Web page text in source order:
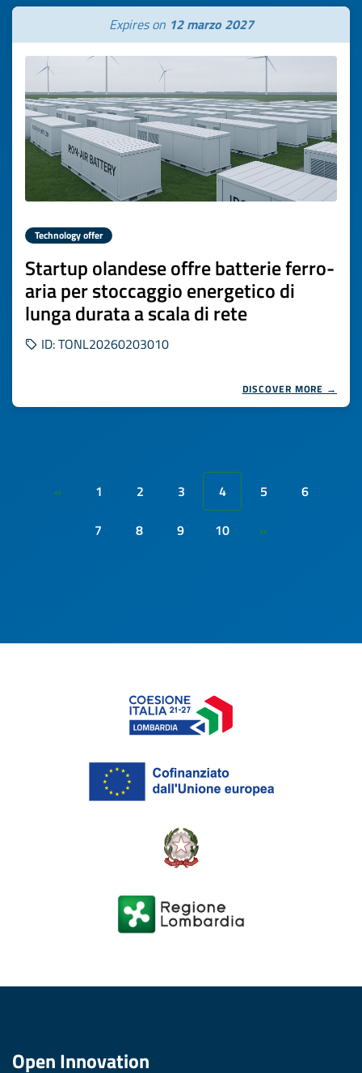
Expires on 12 marzo 2027
Technology offer
Startup olandese offre batterie ferro-
aria per stoccaggio energetico di
lunga durata a scala di rete
ID: TONL20260203010
DISCOVER MORE →
« 1 2 3 4 5
6
7
8 9 10 »
Open Innovation